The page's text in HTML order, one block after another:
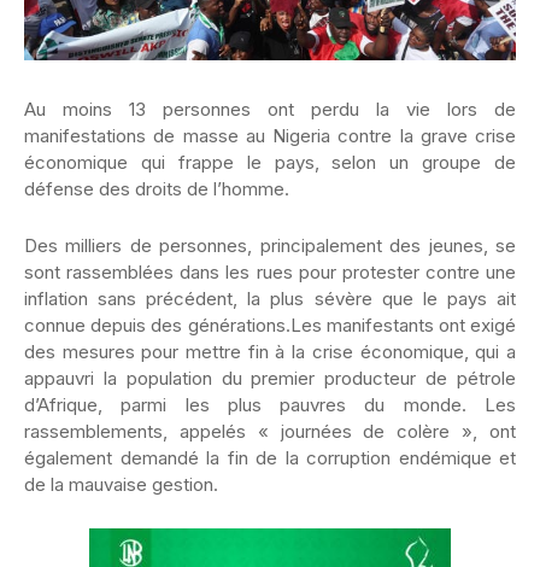
Au moins 13 personnes ont perdu la vie lors de
manifestations de masse au Nigeria contre la grave crise
économique qui frappe le pays, selon un groupe de
défense des droits de l’homme.
Des milliers de personnes, principalement des jeunes, se
sont rassemblées dans les rues pour protester contre une
inflation sans précédent, la plus sévère que le pays ait
connue depuis des générations.Les manifestants ont exigé
des mesures pour mettre fin à la crise économique, qui a
appauvri la population du premier producteur de pétrole
d’Afrique, parmi les plus pauvres du monde. Les
rassemblements, appelés « journées de colère », ont
également demandé la fin de la corruption endémique et
de la mauvaise gestion.